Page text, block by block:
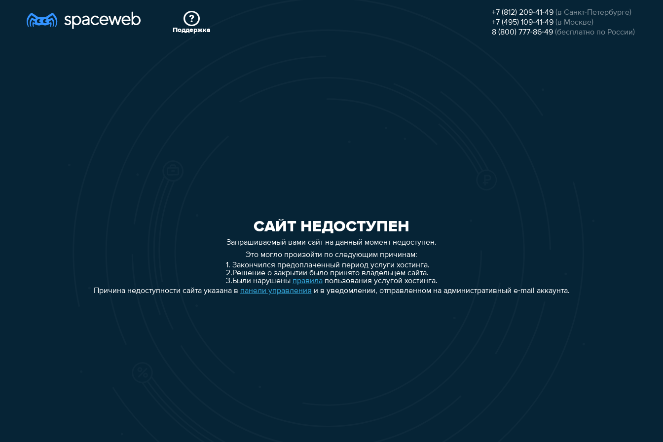
Поддержка
+7 (812) 209-41-49 (в Санкт-Петербурге)
+7 (495) 109-41-49 (в Москве)
8 (800) 777-86-49 (бесплатно по России)
САЙТ НЕДОСТУПЕН
Запрашиваемый вами сайт на данный момент недоступен.
Это могло произойти по следующим причинам:
1. Закончился предоплаченный период услуги хостинга.
2.Решение о закрытии было принято владельцем сайта.
3.Были нарушены правилапользования услугой хостинга.
Причина недоступности сайта указана в панели управления и в уведомлении, отправленном на административный e-mail аккаунта.